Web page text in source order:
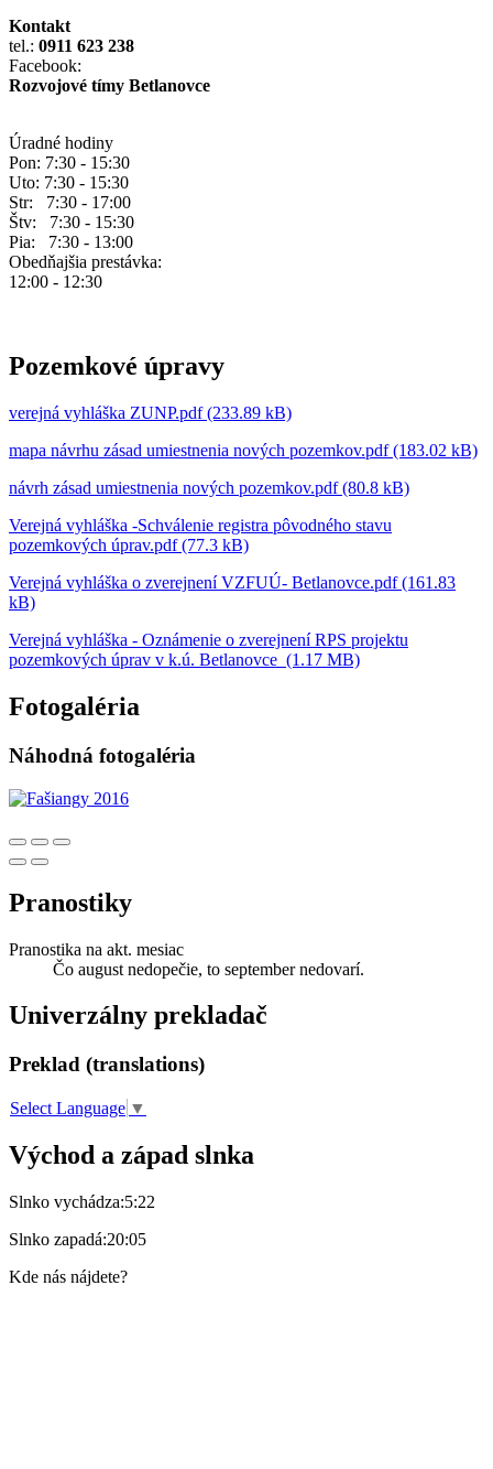
Kontakt
tel.: 0911 623 238
Facebook:
Rozvojové tímy Betlanovce
Úradné hodiny
Pon: 7:30 - 15:30
Uto: 7:30 - 15:30
Str: 7:30 - 17:00
Štv: 7:30 - 15:30
Pia: 7:30 - 13:00
Obedňajšia prestávka:
12:00 - 12:30
Pozemkové úpravy
verejná vyhláška ZUNP.pdf (233.89 kB)
mapa návrhu zásad umiestnenia nových pozemkov.pdf (183.02 kB)
návrh zásad umiestnenia nových pozemkov.pdf (80.8 kB)
Verejná vyhláška -Schválenie registra pôvodného stavu
pozemkových úprav.pdf (77.3 kB)
Verejná vyhláška o zverejnení VZFUÚ- Betlanovce.pdf (161.83
kB)
Verejná vyhláška - Oznámenie o zverejnení RPS projektu
pozemkových úprav v k.ú. Betlanovce (1.17 MB)
Fotogaléria
Náhodná fotogaléria
Pranostiky
Pranostika na akt. mesiac
Čo august nedopečie, to september nedovarí.
Univerzálny prekladač
Preklad (translations)
Select Language ▼
Východ a západ slnka
Slnko vychádza:5:22
Slnko zapadá:20:05
Kde nás nájdete?